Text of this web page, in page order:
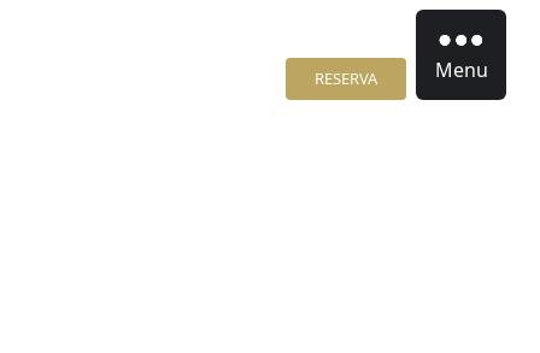
RESERVA Menu